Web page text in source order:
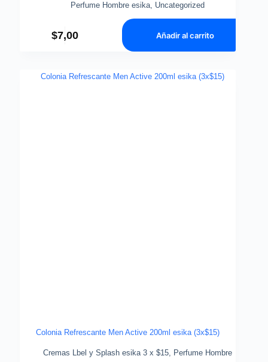
Perfume Hombre esika, Uncategorized
$7,00 Añadir al carrito
Colonia Refrescante Men Active 200ml esika (3x$15)
Cremas Lbel y Splash esika 3 x $15, Perfume Hombre